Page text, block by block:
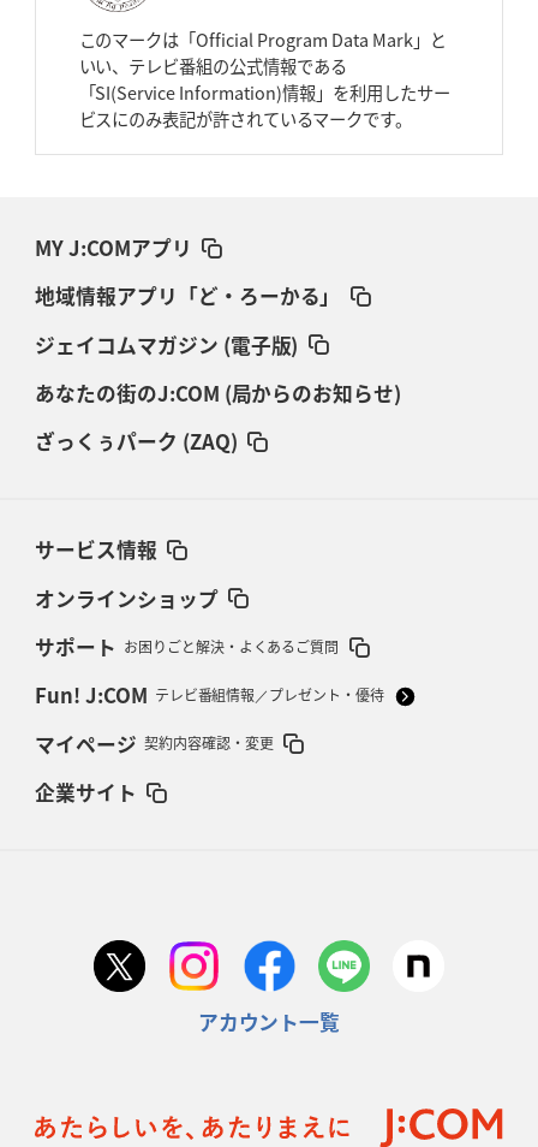
このマークは「Official Program Data Mark」と
いい、テレビ番組の公式情報である
「SI(Service Information)情報」を利用したサー
ビスにのみ表記が許されているマークです。
MY J:COMアプリ
地域情報アプリ「ど・ろーかる」
ジェイコムマガジン (電子版)
あなたの街のJ:COM (局からのお知らせ)
ざっくぅパーク (ZAQ)
サービス情報
オンラインショップ
サポート お困りごと解決・よくあるご質問
Fun! J:COM テレビ番組情報／プレゼント・優待
マイページ 契約内容確認・変更
企業サイト
アカウント一覧